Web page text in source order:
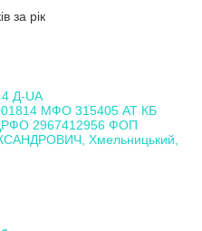
за рік
Д-UA
МФО 315405 АТ КБ
2967412956 ФОП
Хмельницький,